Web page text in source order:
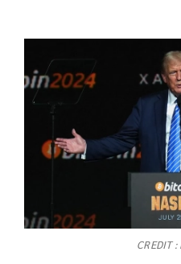
CREDIT :